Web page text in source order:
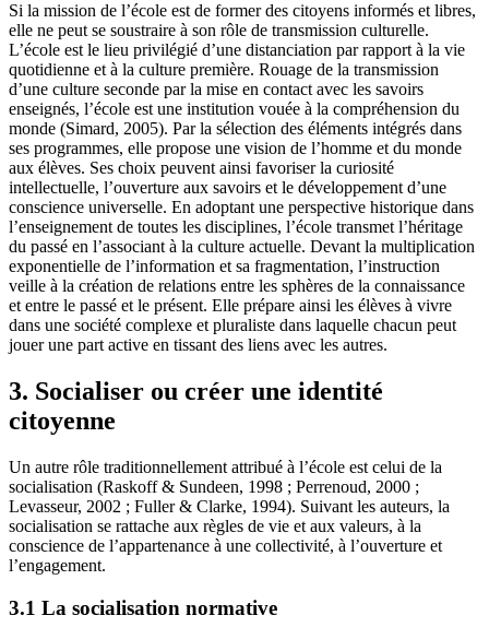
Si la mission de l’école est de former des citoyens informés et libres,
elle ne peut se soustraire à son rôle de transmission culturelle.
L’école est le lieu privilégié d’une distanciation par rapport à la vie
quotidienne et à la culture première. Rouage de la transmission
d’une culture seconde par la mise en contact avec les savoirs
enseignés, l’école est une institution vouée à la compréhension du
monde (Simard, 2005). Par la sélection des éléments intégrés dans
ses programmes, elle propose une vision de l’homme et du monde
aux élèves. Ses choix peuvent ainsi favoriser la curiosité
intellectuelle, l’ouverture aux savoirs et le développement d’une
conscience universelle. En adoptant une perspective historique dans
l’enseignement de toutes les disciplines, l’école transmet l’héritage
du passé en l’associant à la culture actuelle. Devant la multiplication
exponentielle de l’information et sa fragmentation, l’instruction
veille à la création de relations entre les sphères de la connaissance
et entre le passé et le présent. Elle prépare ainsi les élèves à vivre
dans une société complexe et pluraliste dans laquelle chacun peut
jouer une part active en tissant des liens avec les autres.
3. Socialiser ou créer une identité
citoyenne
Un autre rôle traditionnellement attribué à l’école est celui de la
socialisation (Raskoff & Sundeen, 1998 ; Perrenoud, 2000 ;
Levasseur, 2002 ; Fuller & Clarke, 1994). Suivant les auteurs, la
socialisation se rattache aux règles de vie et aux valeurs, à la
conscience de l’appartenance à une collectivité, à l’ouverture et
l’engagement.
3.1 La socialisation normative